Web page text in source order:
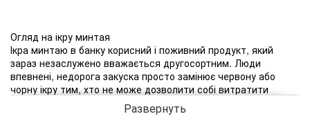
Огляд на ікру минтая
Ікра минтаю в банку корисний і поживний продукт, який
зараз незаслужено вважається другосортним. Люди
впевнені, недорога закуска просто замінює червону або
чорну ікру тим, хто не може дозволити собі витратити
велику суму на продукт. Щоб купити ікру минтая до столу
або для сімейної вечері, не доведеться сильно
Развернуть